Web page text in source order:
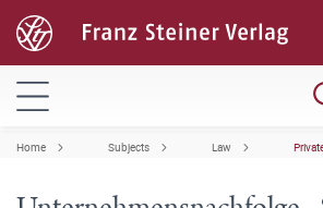
Home Subjects Law